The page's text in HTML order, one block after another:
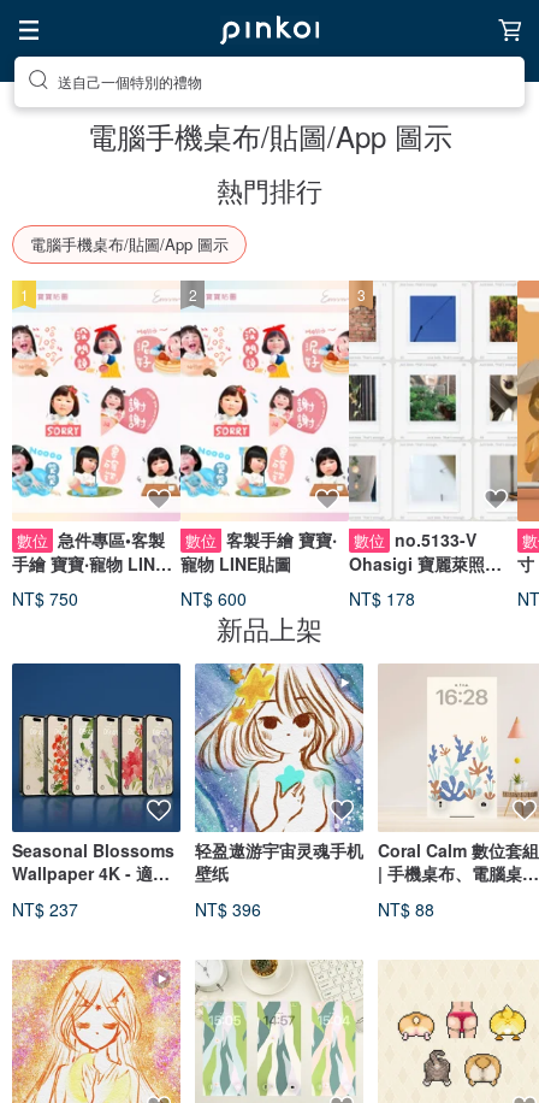
送自己一個特別的禮物
電腦手機桌布/貼圖/App 圖示
熱門排行
電腦手機桌布/貼圖/App 圖示
數位 急件專區•客製
手繪 寶寶‧寵物 LINE
貼圖
NT$ 750
1
數位 客製手繪 寶寶‧
寵物 LINE貼圖
NT$ 600
2
數位 no.5133-V
Ohasigi 寶麗萊照片
貼紙 vol.03 | 數位手
帳 Mood PNG 套組
NT$ 178
3
寸
新品上架
Seasonal Blossoms
Wallpaper 4K - 適用
Android 手機與平板
NT$ 237
轻盈遨游宇宙灵魂手机
壁纸
NT$ 396
Coral Calm 數位套組
| 手機桌布、電腦桌
NT$ 88